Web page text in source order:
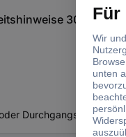
3023305
Durchgangsbohrung